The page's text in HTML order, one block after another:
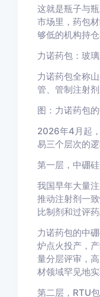
这就是瓶子与
市场里，药包
够低的机构持
力诺药包：玻
力诺药包全称
管、管制注射
图：力诺药包
2026年4月起
易三个层次的逻
第一层，中硼
我国早年大量
推动注射剂一
比制剂和过评
力诺药包的中
炉点火投产，
量分层评审，
材领域罕见地实
第二层，RTU